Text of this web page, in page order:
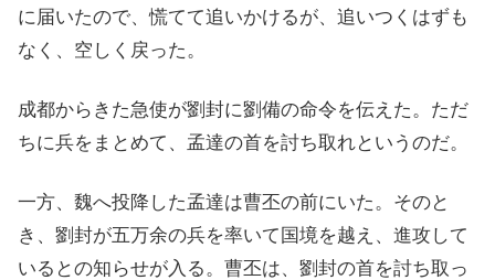
に届いたので、慌てて追いかけるが、追いつくはずも
なく、空しく戻った。
成都からきた急使が劉封に劉備の命令を伝えた。ただ
ちに兵をまとめて、孟達の首を討ち取れというのだ。
一方、魏へ投降した孟達は曹丕の前にいた。そのと
き、劉封が五万余の兵を率いて国境を越え、進攻して
いるとの知らせが入る。曹丕は、劉封の首を討ち取っ